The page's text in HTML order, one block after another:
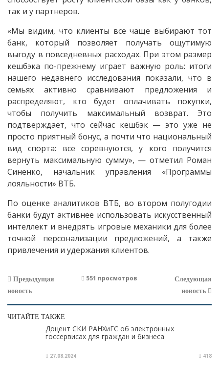
так и у партнеров.
«Мы видим, что клиенты все чаще выбирают тот
банк, который позволяет получать ощутимую
выгоду в повседневных расходах. При этом размер
кешбэка по-прежнему играет важную роль: итоги
нашего недавнего исследования показали, что в
семьях активно сравнивают предложения и
распределяют, кто будет оплачивать покупки,
чтобы получить максимальный возврат. Это
подтверждает, что сейчас кешбэк — это уже не
просто приятный бонус, а почти что национальный
вид спорта: все соревнуются, у кого получится
вернуть максимальную сумму», — отметил Роман
Синенко, начальник управления «Программы
лояльности» ВТБ.
По оценке аналитиков ВТБ, во втором полугодии
банки будут активнее использовать искусственный
интеллект и внедрять игровые механики для более
точной персонализации предложений, а также
привлечения и удержания клиентов.
Предыдущая
новость
551 просмотров
Следующая
новость
ЧИТАЙТЕ ТАКЖЕ
Доцент СКИ РАНХиГС об электронных
госсервисах для граждан и бизнеса
27.08.2024 418